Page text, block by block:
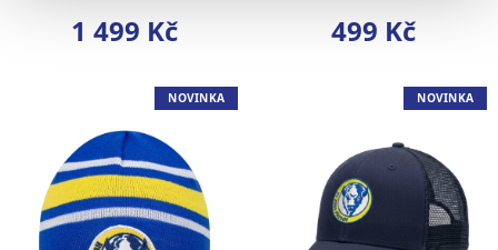
1 499 Kč 499 Kč
NOVINKA NOVINKA